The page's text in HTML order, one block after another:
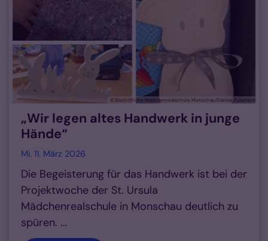
© Bischöfliche Mädchenrealschule Monschau/Sabine Pulsmeier
„Wir legen altes Handwerk in junge
Hände“
Mi. 11. März 2026
Die Begeisterung für das Handwerk ist bei der
Projektwoche der St. Ursula
Mädchenrealschule in Monschau deutlich zu
spüren. ...